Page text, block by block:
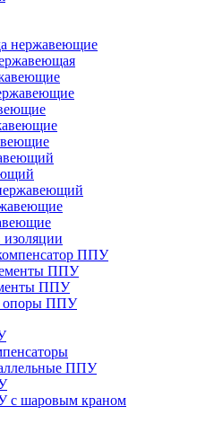
нержавеющие
ППУ
ППУ
ППУ
опоры ППУ
ППУ
с шаровым краном